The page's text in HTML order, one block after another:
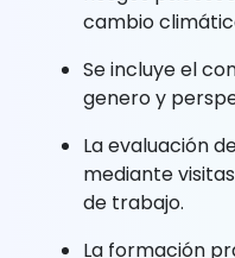
cambio
Se incluye el
genero y
La evaluación
mediante
de trabajo.
La formación